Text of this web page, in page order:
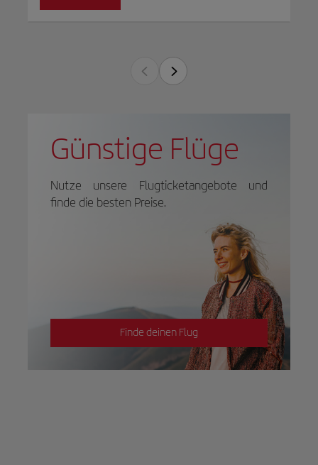
Günstige Flüge
Nutze unsere Flugticketangebote und
finde die besten Preise.
Finde deinen Flug